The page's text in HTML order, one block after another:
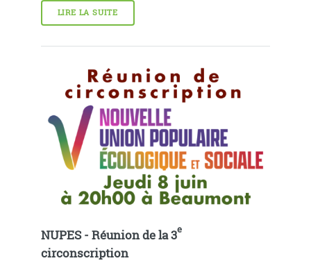
LIRE LA SUITE
NUPES - Réunion de la 3e
circonscription